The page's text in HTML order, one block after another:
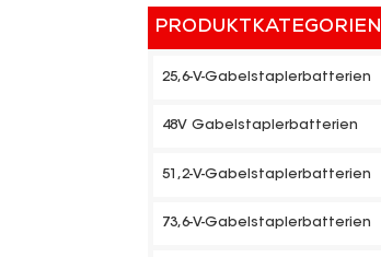
PRODUKTKATEGORIEN
25,6-V-Gabelstaplerbatterien
48V Gabelstaplerbatterien
51,2-V-Gabelstaplerbatterien
73,6-V-Gabelstaplerbatterien